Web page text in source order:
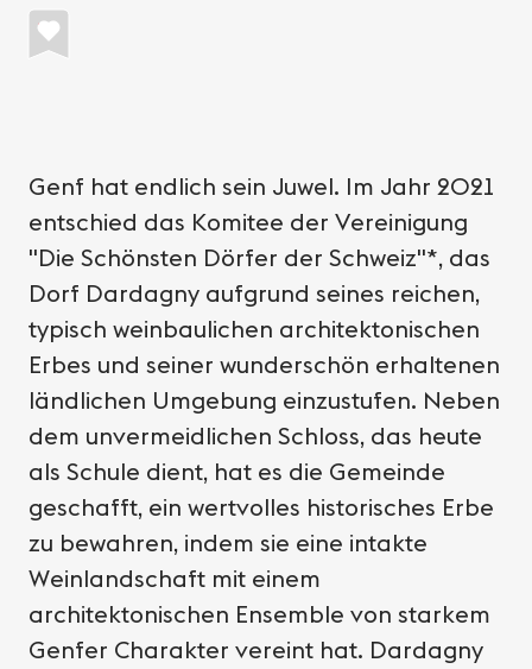
Genf hat endlich sein Juwel. Im Jahr 2021
entschied das Komitee der Vereinigung
"Die Schönsten Dörfer der Schweiz"*, das
Dorf Dardagny aufgrund seines reichen,
typisch weinbaulichen architektonischen
Erbes und seiner wunderschön erhaltenen
ländlichen Umgebung einzustufen. Neben
dem unvermeidlichen Schloss, das heute
als Schule dient, hat es die Gemeinde
geschafft, ein wertvolles historisches Erbe
zu bewahren, indem sie eine intakte
Weinlandschaft mit einem
architektonischen Ensemble von starkem
Genfer Charakter vereint hat. Dardagny